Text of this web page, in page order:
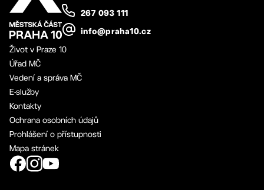
267 093 111
info@praha10.cz
Život v Praze 10
Úřad MČ
Vedení a správa MČ
E-služby
Kontakty
Ochrana osobních údajů
Prohlášení o přístupnosti
Mapa stránek